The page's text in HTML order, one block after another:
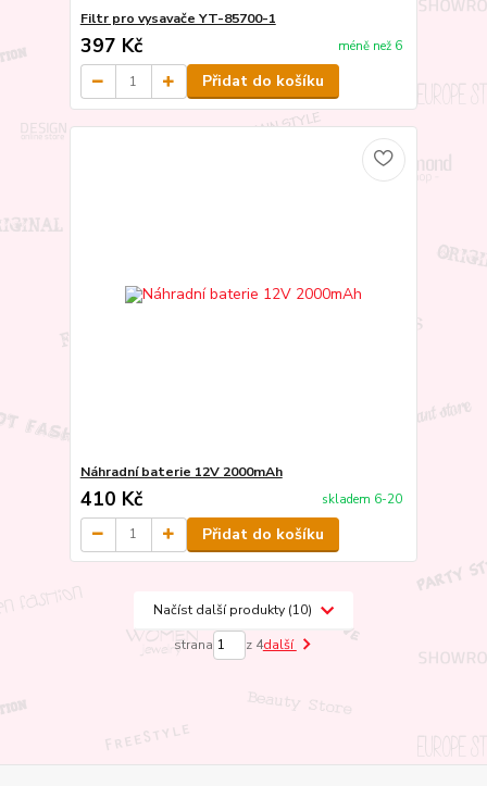
Filtr pro vysavače YT-85700-1
397 Kč méně než 6
Přidat do košíku
Náhradní baterie 12V 2000mAh
410 Kč skladem 6-20
Přidat do košíku
Načíst další produkty (10)
strana z 4další